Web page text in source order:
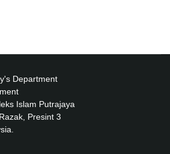
Department
Islam Putrajaya
Presint 3